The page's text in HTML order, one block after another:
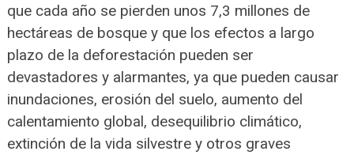
que cada año se pierden unos 7,3 millones de
hectáreas de bosque y que los efectos a largo
plazo de la deforestación pueden ser
devastadores y alarmantes, ya que pueden causar
inundaciones, erosión del suelo, aumento del
calentamiento global, desequilibrio climático,
extinción de la vida silvestre y otros graves